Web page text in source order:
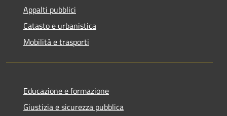
Appalti pubblici
Catasto e urbanistica
Mobilità e trasporti
Educazione e formazione
Giustizia e sicurezza pubblica